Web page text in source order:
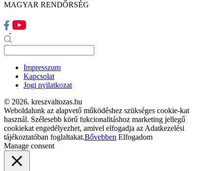
MAGYAR RENDŐRSÉG
Impresszum
Kapcsolat
Jogi nyilatkozat
© 2026. kreszvaltozas.hu
Weboldalunk az alapvető működéshez szükséges cookie-kat
használ. Szélesebb körű fukcionalitáshoz marketing jellegű
cookiekat engedélyezhet, amivel elfogadja az Adatkezelési
tájékoztatóban foglaltakat.Bővebben Elfogadom
Manage consent